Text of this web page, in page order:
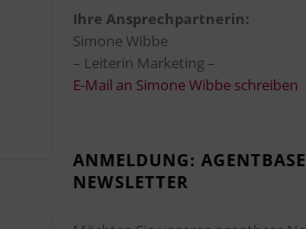
Ihre Ansprechpartnerin:
Simone Wibbe
– Leiterin Marketing –
E-Mail an Simone Wibbe schreiben
ANMELDUNG: AGENTBASE
NEWSLETTER